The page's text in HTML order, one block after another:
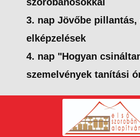
3. nap Jövőbe pillantás,
elképzelések
4. nap "Hogyan
szemelvények tanítási